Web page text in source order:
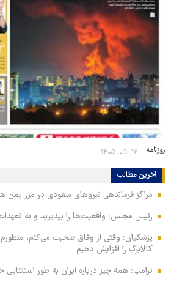
روزنامه:
آخرین مطالب
مراکز فرماندهی نیروهای سعودی در مرز یمن
رئیس مجلس: واقعیت‌ها را بپذیرید و به
پزشکیان: وقتی از وفاق صحبت می‌کنم، منظورم
کالابرگ را افزایش دهیم
ترامپ: همه چیز درباره ایران به طور